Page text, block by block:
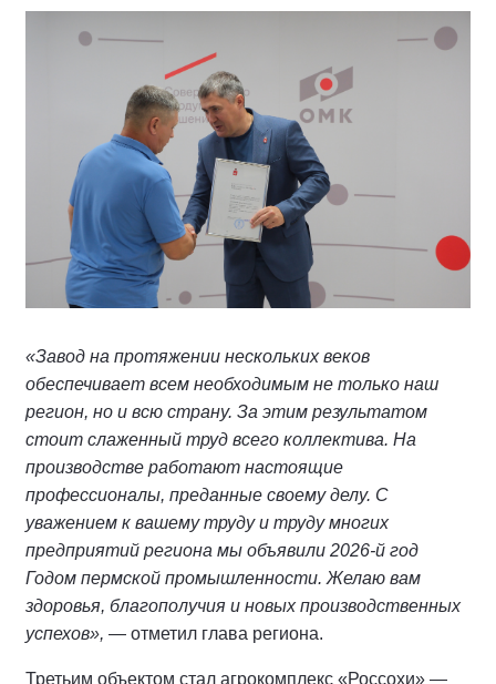
«Завод на протяжении нескольких веков
обеспечивает всем необходимым не только наш
регион, но и всю страну. За этим результатом
стоит слаженный труд всего коллектива. На
производстве работают настоящие
профессионалы, преданные своему делу. С
уважением к вашему труду и труду многих
предприятий региона мы объявили 2026-й год
Годом пермской промышленности. Желаю вам
здоровья, благополучия и новых производственных
успехов», — отметил глава региона.
Третьим объектом стал агрокомплекс «Россохи» —